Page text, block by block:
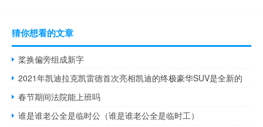
猜你想看的文章
桨换偏旁组成新字
2021年凯迪拉克凯雷德首次亮相凯迪的终极豪华SUV是全新的
春节期间法院能上班吗
谁是谁老公全是临时公（谁是谁老公全是临时工）